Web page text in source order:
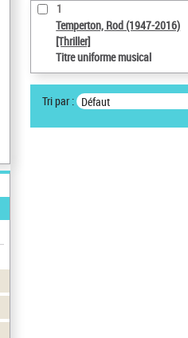
1
Temperton, Rod (1947-2016)
[Thriller]
Titre uniforme musical
Tri par : Défaut